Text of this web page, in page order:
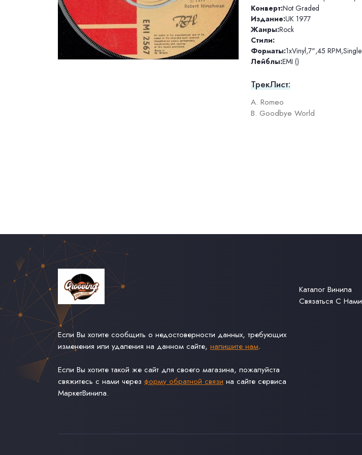
Конверт:Not Graded
Издание:UK 1977
Жанры:Rock
Стили:
Форматы:1xVinyl,7",45 RPM,Single
Лейблы:EMI ()
ТрекЛист:
A. Romeo
B. Goodbye World
Если Вы хотите сообщить о недостоверности данных, требующих
изменения или удаления на данном сайте, напишите нам.
Если Вы хотите такой же сайт для своего магазина, пожалуйста
свяжитесь с нами через форму обратной связи на сайте сервиса
МаркетВинила.
Каталог Винила
Связаться С Нами